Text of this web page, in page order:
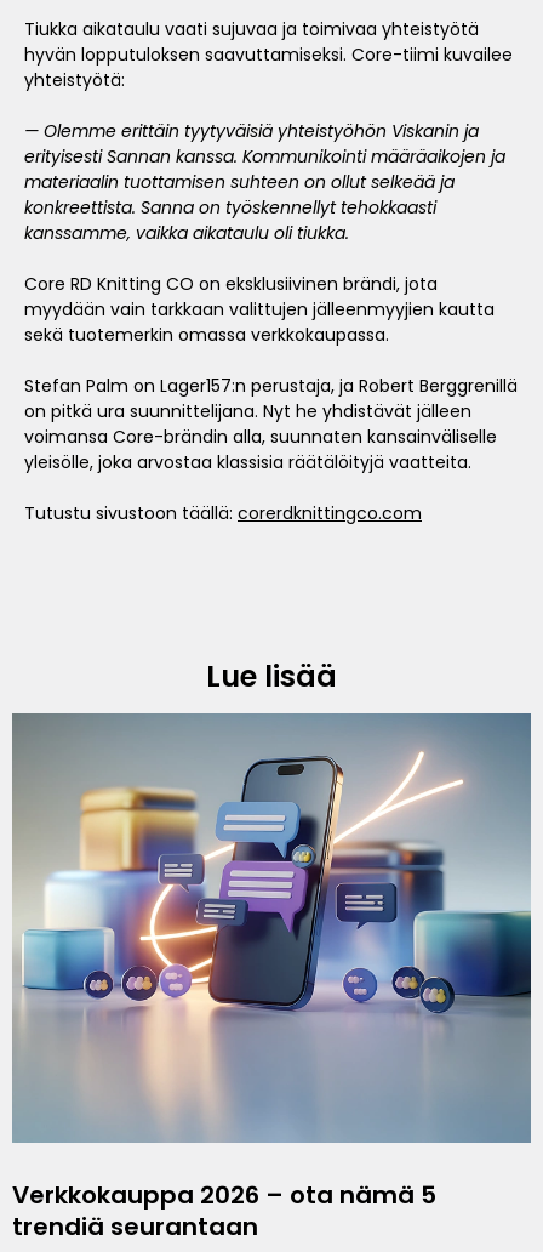
Tiukka aikataulu vaati sujuvaa ja toimivaa yhteistyötä
hyvän lopputuloksen saavuttamiseksi. Core-tiimi kuvailee
yhteistyötä:
— Olemme erittäin tyytyväisiä yhteistyöhön Viskanin ja
erityisesti Sannan kanssa. Kommunikointi määräaikojen ja
materiaalin tuottamisen suhteen on ollut selkeää ja
konkreettista. Sanna on työskennellyt tehokkaasti
kanssamme, vaikka aikataulu oli tiukka.
Core RD Knitting CO on eksklusiivinen brändi, jota
myydään vain tarkkaan valittujen jälleenmyyjien kautta
sekä tuotemerkin omassa verkkokaupassa.
Stefan Palm on Lager157:n perustaja, ja Robert Berggrenillä
on pitkä ura suunnittelijana. Nyt he yhdistävät jälleen
voimansa Core-brändin alla, suunnaten kansainväliselle
yleisölle, joka arvostaa klassisia räätälöityjä vaatteita.
Tutustu sivustoon täällä: corerdknittingco.com
Lue lisää
Verkkokauppa 2026 – ota nämä 5
trendiä seurantaan